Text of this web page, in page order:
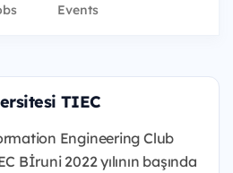
Events
TIEC
Engineering Club
Bİruni 2022 yılının başında